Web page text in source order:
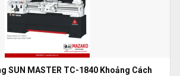
SUN MASTER TC-1840 Khoảng Cách